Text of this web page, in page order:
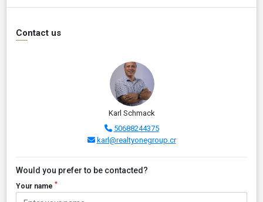
Contact us
Karl Schmack
50688244375
karl@realtyonegroup.cr
Would you prefer to be contacted?
Your name *